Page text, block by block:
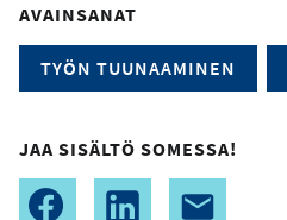
AVAINSANAT
TYÖN TUUNAAMINEN
JAA SISÄLTÖ SOMESSA!